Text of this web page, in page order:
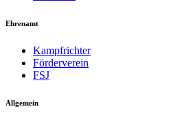
Ehrenamt
Kampfrichter
Förderverein
FSJ
Allgemein